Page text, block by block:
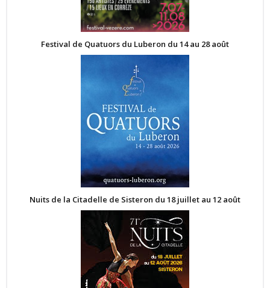
Festival de Quatuors du Luberon du 14 au 28 août
Nuits de la Citadelle de Sisteron du 18 juillet au 12 août